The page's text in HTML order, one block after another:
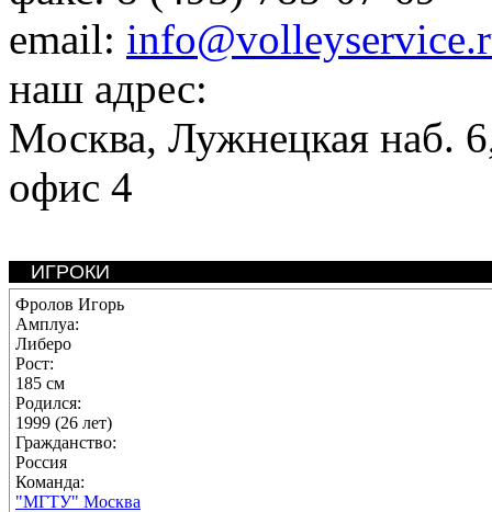
email:
наш адрес:
Москва, Лужнецкая наб.
офис 4
ИГРОКИ
Фролов Игорь
Амплуа:
Либеро
Рост:
185 см
Родился:
1999 (26 лет)
Гражданство:
Россия
Команда:
"МГТУ" Москва